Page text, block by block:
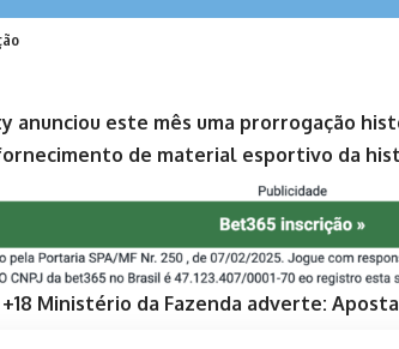
anunciou este mês uma prorrogação
de material esportivo da
+18 Ministério da Fazenda adverte: